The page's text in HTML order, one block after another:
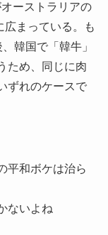
ーストラリアの
広まっている。も
韓国で「韓牛」
ため、同じに肉
ずれのケースで
平和ボケは治ら
ないよね